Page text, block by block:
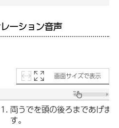
ーション音声
画面サイズで表示
両うでを頭の後ろまであげま
す。